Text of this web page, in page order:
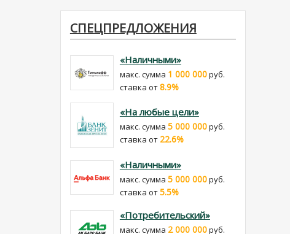
СПЕЦПРЕДЛОЖЕНИЯ
«Наличными»
макс. сумма 1 000 000руб.
cтавка от8.9%
«На любые цели»
макс. сумма 5 000 000руб.
cтавка от 22.6%
«Наличными»
макс. сумма 5 000 000руб.
cтавка от5.5%
«Потребительский»
макс. сумма 2 000 000руб.